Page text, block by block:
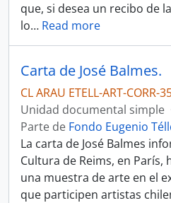
que, si desea un recibo de
lo… Read more
Carta de José Balmes.
CL ARAU ETELL-ART-CORR-
Unidad documental simple
Parte de Fondo Eugenio
La carta de José Balmes
Cultura de Reims, en
una muestra de arte en el
que participen artistas